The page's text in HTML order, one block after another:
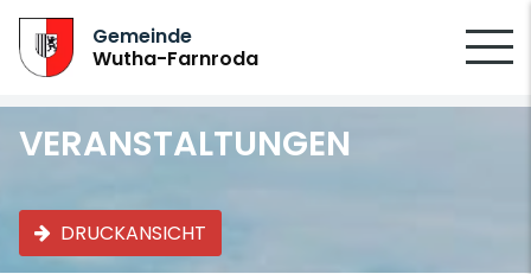
Gemeinde
Wutha-Farnroda
VERANSTALTUNGEN
DRUCKANSICHT